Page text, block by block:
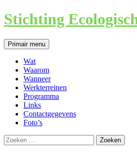
Ga
naar
inhoud
Stichting
Zoeken
Primair menu
Wat
Waarom
Wanneer
Werkterreinen
Programma
Links
Contactgegevens
Foto’s
Zoeken
naar: